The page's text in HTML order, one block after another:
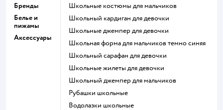
Бренды
Белье и
пижамы
Аксессуары
Школьные костюмы для мальчиков
Школьный кардиган для девочки
Школьные джемпер для девочки
Школьная форма для мальчиков темно синяя
Школьный сарафан для девочки
Школьные жилеты для девочки
Школьный джемпер для мальчиков
Рубашки школьные
Водолазки школьные